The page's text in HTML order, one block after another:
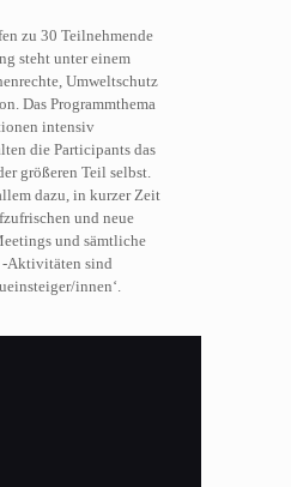
zu 30 Teilnehmende
steht unter einem
Umweltschutz
Das Programmthema
intensiv
die Participants das
größeren Teil selbst.
dazu, in kurzer Zeit
und neue
und sämtliche
-Aktivitäten sind
innen‘.